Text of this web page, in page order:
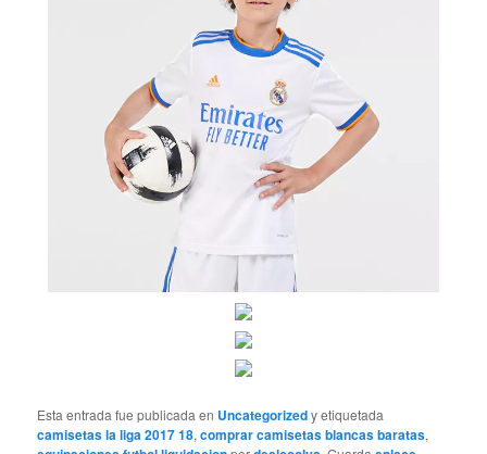
Esta entrada fue publicada en Uncategorizedy etiquetada
camisetas la liga 2017 18,comprar camisetas blancas baratas,